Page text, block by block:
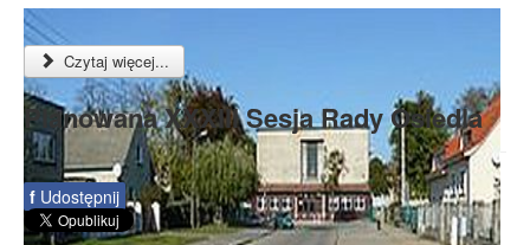
Czytaj więcej...
Planowana XXXIII Sesja Rady Osiedla
f Udostępnij